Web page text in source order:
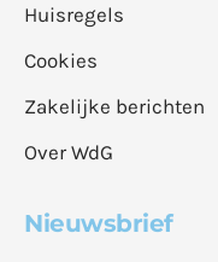
Huisregels
Cookies
Zakelijke berichten
Over WdG
Nieuwsbrief